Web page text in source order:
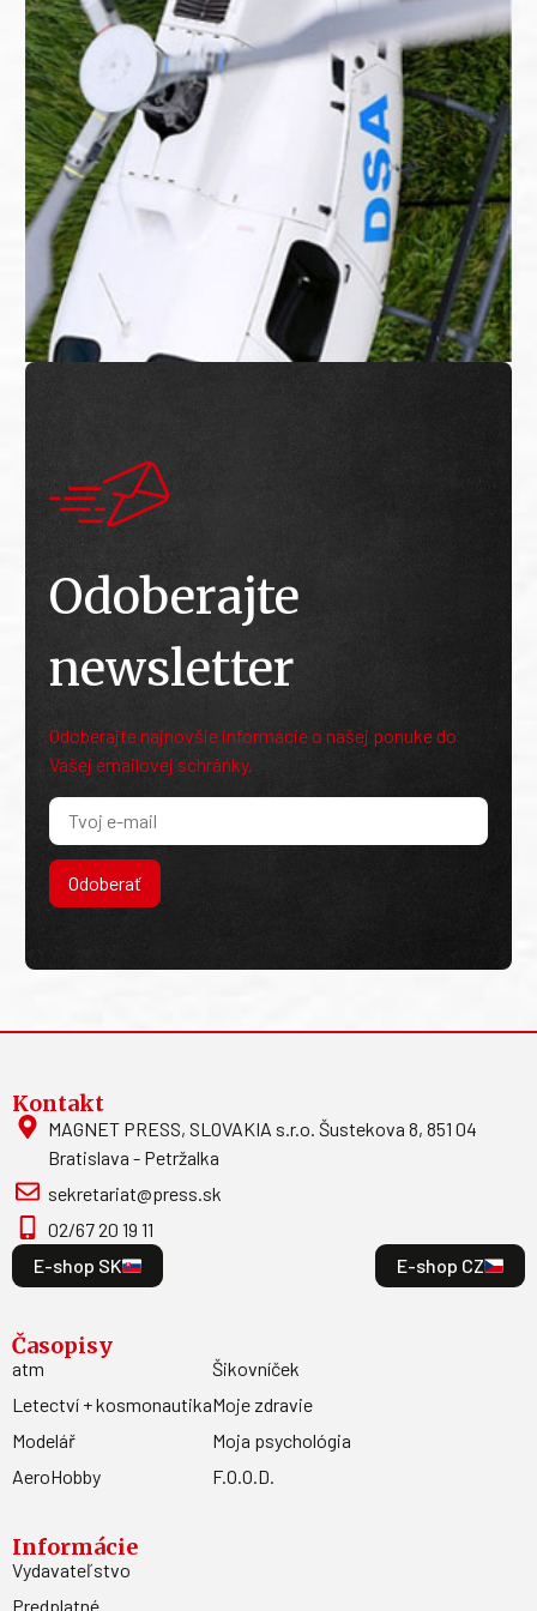
Odoberajte
newsletter
Odoberajte najnovšie informácie o našej ponuke do
Vašej emailovej schránky.
Odoberať
Kontakt
MAGNET PRESS, SLOVAKIA s.r.o. Šustekova 8, 851 04
Bratislava - Petržalka
sekretariat@press.sk
02/67 20 19 11
E-shop SK
E-shop CZ
Časopisy
atm
Letectví + kosmonautika
Modelář
AeroHobby
Šikovníček
Moje zdravie
Moja psychológia
F.O.O.D.
Informácie
Vydavateľstvo
Predplatné